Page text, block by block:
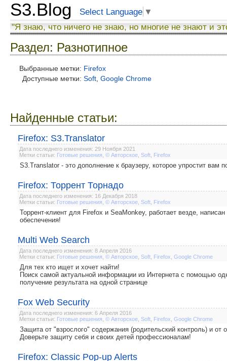
S3.Blog Select Language ▼
"Я знаю, что ничего не знаю, но многие не знают и
Раздел: Разнотипное
Выбранные метки: Firefox
Доступные метки: Soft Google Chrome
Найденные статьи:
Firefox: S3.Translator
Дата последнего изменения: 29 Ноября 2021
Метки статьи: Готовые решения © Авторское Soft Firefox
S3.Translator - это дополнение к браузеру, которое упростит вам
Firefox: Торрент Торнадо
Дата последнего изменения: 16 Декабря 2018
Метки статьи: Готовые решения © Авторское Soft Firefox
Торрент-клиент для Firefox и SeaMonkey, работает везде,
обеспечения!
Multi Web Search
Дата последнего изменения: 8 Апреля 2016
Метки статьи: Готовые решения © Авторское Soft Firefox Google Chrome
Для тех кто ищет и хочет найти!
Поиск самой актуальной информации из Интернета с помощью
получение результата на одной странице
Fox Web Security
Дата последнего изменения: 6 Апреля 2016
Метки статьи: Готовые решения © Авторское Soft Firefox Google Chrome
Защита от "взрослого" содержания (родительский контроль) и от
Доверьте защиту себя и своих детей профессионалам!
Firefox: Classic Pop-up Alerts